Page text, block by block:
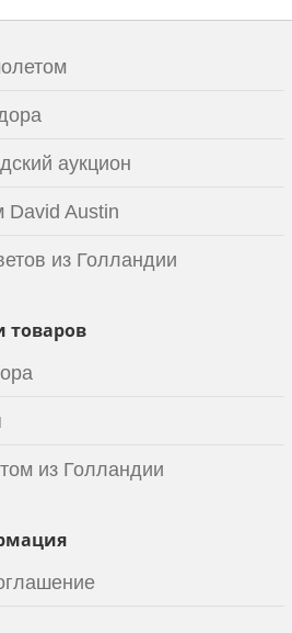
аукцион
Austin
из Голландии
товаров
из Голландии